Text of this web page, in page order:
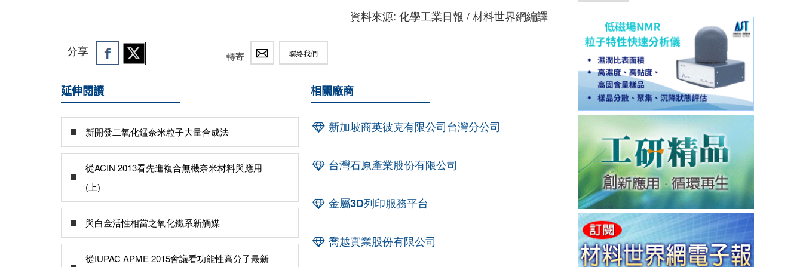
資料來源: 化學工業日報 / 材料世界網編譯
分享 轉寄 聯絡我們
延伸閱讀
新開發二氧化錳奈米粒子大量合成法
從ACIN 2013看先進複合無機奈米材料與應用
(上)
與白金活性相當之氧化鐵系新觸媒
從IUPAC APME 2015會議看功能性高分子最新
相關廠商
新加坡商英彼克有限公司台灣分公司
台灣石原產業股份有限公司
金屬3D列印服務平台
喬越實業股份有限公司